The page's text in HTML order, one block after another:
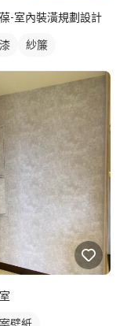
-室內裝潢規劃設計
紗簾
壁紙